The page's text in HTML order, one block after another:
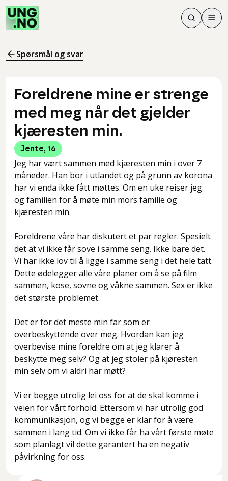
Søk
Søk
Meny
Spørsmål og svar
Foreldrene mine er strenge
med meg når det gjelder
kjæresten min.
Jente, 16
Jeg har vært sammen med kjæresten min i over 7
måneder. Han bor i utlandet og på grunn av korona
har vi enda ikke fått møttes. Om en uke reiser jeg
og familien for å møte min mors familie og
kjæresten min.
Foreldrene våre har diskutert et par regler. Spesielt
det at vi ikke får sove i samme seng. Ikke bare det.
Vi har ikke lov til å ligge i samme seng i det hele tatt.
Dette ødelegger alle våre planer om å se på film
sammen, kose, sovne og våkne sammen. Sex er ikke
det største problemet.
Det er for det meste min far som er
overbeskyttende over meg. Hvordan kan jeg
overbevise mine foreldre om at jeg klarer å
beskytte meg selv? Og at jeg stoler på kjøresten
min selv om vi aldri har møtt?
Vi er begge utrolig lei oss for at de skal komme i
veien for vårt forhold. Ettersom vi har utrolig god
kommunikasjon, og vi begge er klar for å være
sammen i lang tid. Om vi ikke får ha vårt første møte
som planlagt vil dette garantert ha en negativ